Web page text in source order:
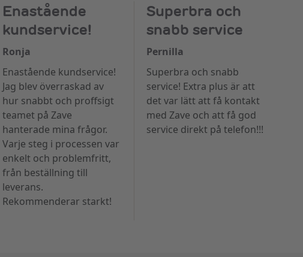
Enastående
kundservice!
Ronja
Enastående kundservice!
Jag blev överraskad av
hur snabbt och proffsigt
teamet på Zave
hanterade mina frågor.
Varje steg i processen var
enkelt och problemfritt,
från beställning till
leverans.
Rekommenderar starkt!
Superbra och
snabb service
Pernilla
Superbra och snabb
service! Extra plus är att
det var lätt att få kontakt
med Zave och att få god
service direkt på telefon!!!